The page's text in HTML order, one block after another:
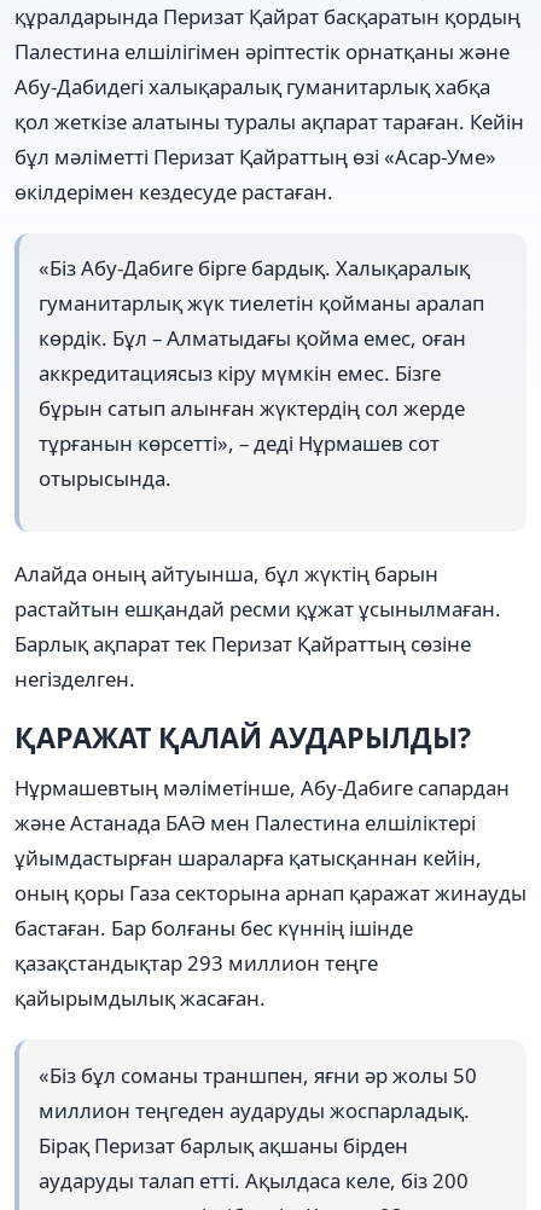
құралдарында Перизат Қайрат басқаратын қордың
Палестина елшілігімен әріптестік орнатқаны және
Абу-Дабидегі халықаралық гуманитарлық хабқа
қол жеткізе алатыны туралы ақпарат тараған. Кейін
бұл мәліметті Перизат Қайраттың өзі «Асар-Уме»
өкілдерімен кездесуде растаған.
«Біз Абу-Дабиге бірге бардық. Халықаралық
гуманитарлық жүк тиелетін қойманы аралап
көрдік. Бұл – Алматыдағы қойма емес, оған
аккредитациясыз кіру мүмкін емес. Бізге
бұрын сатып алынған жүктердің сол жерде
тұрғанын көрсетті», – деді Нұрмашев сот
отырысында.
Алайда оның айтуынша, бұл жүктің барын
растайтын ешқандай ресми құжат ұсынылмаған.
Барлық ақпарат тек Перизат Қайраттың сөзіне
негізделген.
ҚАРАЖАТ ҚАЛАЙ АУДАРЫЛДЫ?
Нұрмашевтың мәліметінше, Абу-Дабиге сапардан
және Астанада БАӘ мен Палестина елшіліктері
ұйымдастырған шараларға қатысқаннан кейін,
оның қоры Газа секторына арнап қаражат жинауды
бастаған. Бар болғаны бес күннің ішінде
қазақстандықтар 293 миллион теңге
қайырымдылық жасаған.
«Біз бұл соманы траншпен, яғни әр жолы 50
миллион теңгеден аударуды жоспарладық.
Бірақ Перизат барлық ақшаны бірден
аударуды талап етті. Ақылдаса келе, біз 200